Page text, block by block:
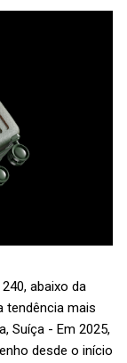
abaixo da
tendência mais
Suíça - Em 2025,
desde o início